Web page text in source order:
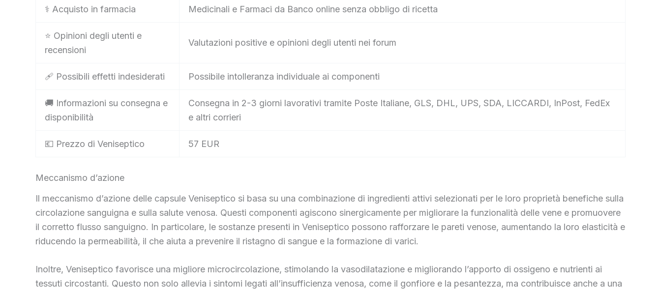
⚕️ Acquisto in farmacia Medicinali e Farmaci da Banco online senza obbligo di ricetta
⭐ Opinioni degli utenti e
recensioni
Valutazioni positive e opinioni degli utenti nei forum
🩹 Possibili effetti indesiderati Possibile intolleranza individuale ai componenti
🚚 Informazioni su consegna e
disponibilità
Consegna in 2-3 giorni lavorativi tramite Poste Italiane, GLS, DHL, UPS, SDA, LICCARDI, InPost, FedEx
e altri corrieri
💶 Prezzo di Veniseptico 57 EUR
Meccanismo d’azione
Il meccanismo d’azione delle capsule Veniseptico si basa su una combinazione di ingredienti attivi selezionati per le loro proprietà benefiche sulla
circolazione sanguigna e sulla salute venosa. Questi componenti agiscono sinergicamente per migliorare la funzionalità delle vene e promuovere
il corretto flusso sanguigno. In particolare, le sostanze presenti in Veniseptico possono rafforzare le pareti venose, aumentando la loro elasticità e
riducendo la permeabilità, il che aiuta a prevenire il ristagno di sangue e la formazione di varici.
Inoltre, Veniseptico favorisce una migliore microcircolazione, stimolando la vasodilatazione e migliorando l’apporto di ossigeno e nutrienti ai
tessuti circostanti. Questo non solo allevia i sintomi legati all’insufficienza venosa, come il gonfiore e la pesantezza, ma contribuisce anche a una